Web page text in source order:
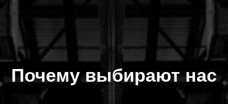
Почему выбирают нас